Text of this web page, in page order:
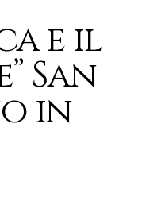
e il
San
in